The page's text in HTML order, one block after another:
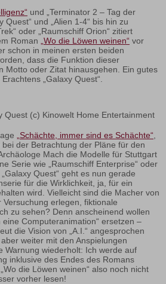
und „Terminator 2 – Tag der
Quest“ und „Alien 1-4“ bis hin zu
oder „Raumschiff Orion“ zitiert
Roman
„Wo die Löwen weinen“ vor
schon in meinen ersten beiden
dass die Funktion dieser
Motto oder Zitat hinausgehen. Ein gutes
„Galaxy Quest“.
Quest (c) Kinowelt Home Entertainment
„Schächte, immer sind es Schächte“
der Betrachtung der Pläne für den
Mach die Modelle für Stuttgart
Serie wie „Raumschiff Enterprise“ oder
„Galaxy Quest“ geht es nun gerade
für die Wirklichkeit, ja, für ein
wird. Vielleicht sind die Macher von
erlegen, fiktionale
zu sehen? Denn anscheinend wollen
Computeranimation“ ersetzen –
die Vision von „A.I.“ angesprochen
weiter mit den Anspielungen
Warnung wiederholt: Ich werde auf
inklusive des Endes des Romans
die Löwen weinen“ also noch nicht
vorher lesen!